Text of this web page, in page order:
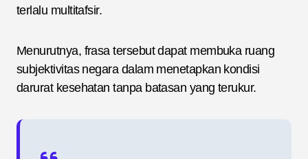
terlalu multitafsir.
Menurutnya, frasa tersebut dapat membuka ruang
subjektivitas negara dalam menetapkan kondisi
darurat kesehatan tanpa batasan yang terukur.